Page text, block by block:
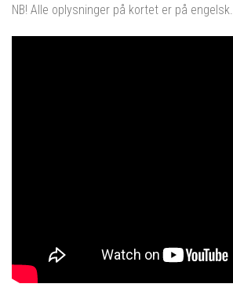
NB! Alle oplysninger på kortet er på engelsk.